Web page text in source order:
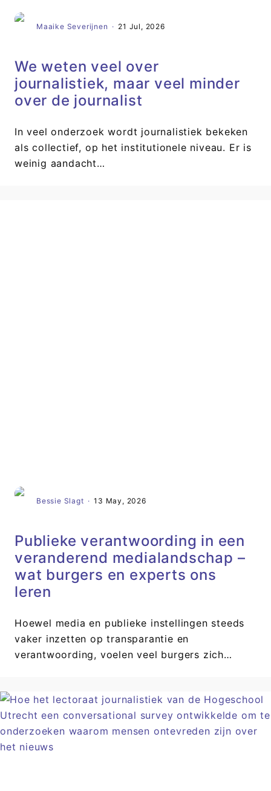
Maaike Severijnen · 21 Jul, 2026
We weten veel over
journalistiek, maar veel minder
over de journalist
In veel onderzoek wordt journalistiek bekeken
als collectief, op het institutionele niveau. Er is
weinig aandacht…
Bessie Slagt · 13 May, 2026
Publieke verantwoording in een
veranderend medialandschap –
wat burgers en experts ons
leren
Hoewel media en publieke instellingen steeds
vaker inzetten op transparantie en
verantwoording, voelen veel burgers zich…